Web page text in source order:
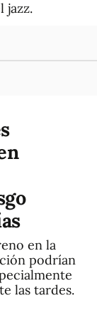
jazz.
en la
podrían
las tardes.